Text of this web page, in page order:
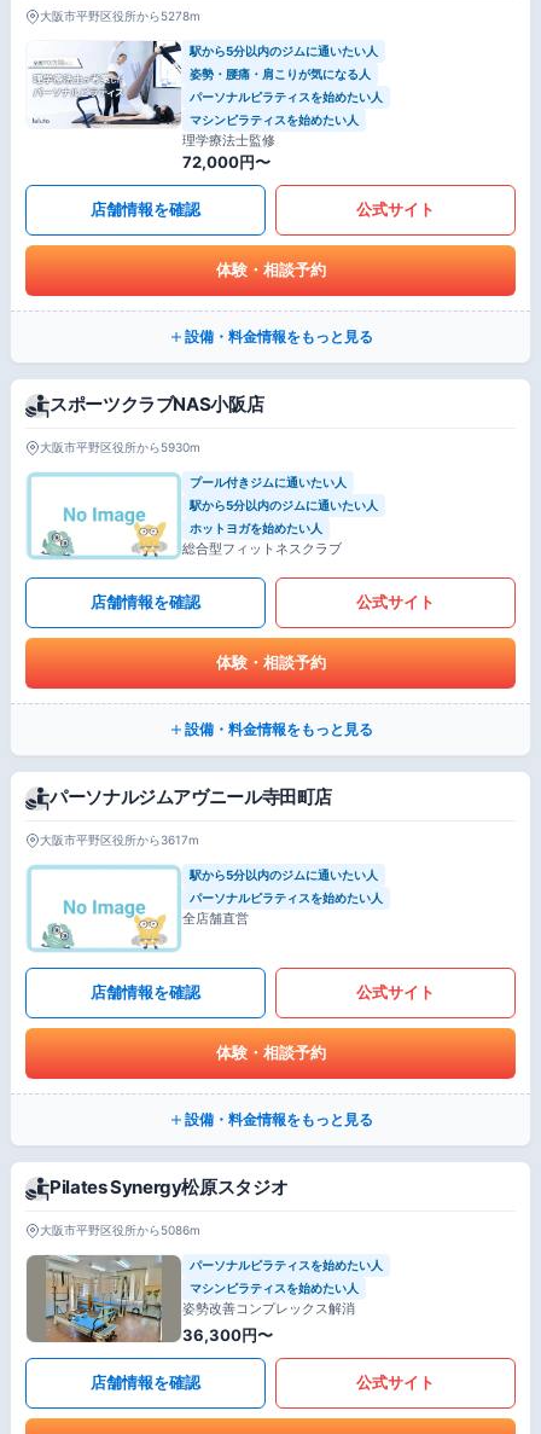
大阪市平野区役所から5278m
駅から5分以内のジムに通いたい人
姿勢・腰痛・肩こりが気になる人
パーソナルピラティスを始めたい人
マシンピラティスを始めたい人
理学療法士監修
72,000円〜
店舗情報を確認 公式サイト
体験・相談予約
設備・料金情報をもっと見る
スポーツクラブNAS小阪店
大阪市平野区役所から5930m
プール付きジムに通いたい人
駅から5分以内のジムに通いたい人
ホットヨガを始めたい人
総合型フィットネスクラブ
店舗情報を確認 公式サイト
体験・相談予約
設備・料金情報をもっと見る
パーソナルジムアヴニール寺田町店
大阪市平野区役所から3617m
駅から5分以内のジムに通いたい人
パーソナルピラティスを始めたい人
全店舗直営
店舗情報を確認 公式サイト
体験・相談予約
設備・料金情報をもっと見る
Pilates Synergy松原スタジオ
大阪市平野区役所から5086m
パーソナルピラティスを始めたい人
マシンピラティスを始めたい人
姿勢改善コンプレックス解消
36,300円〜
店舗情報を確認 公式サイト